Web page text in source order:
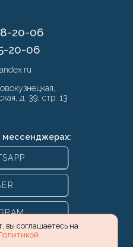
вы соглашаетесь на
20-06
20-06
д. 39, стр. 13